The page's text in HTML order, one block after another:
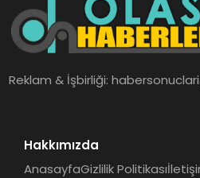
Reklam & İşbirliği:
Hakkımızda
AnasayfaGizlilik Politikası